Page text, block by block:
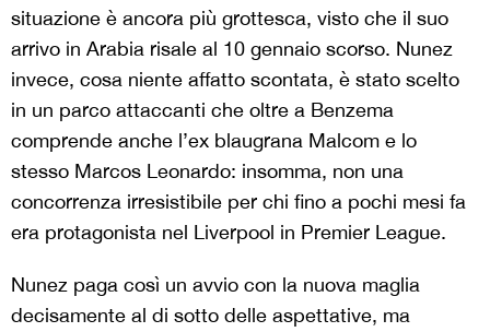
situazione è ancora più grottesca, visto che il suo
arrivo in Arabia risale al 10 gennaio scorso. Nunez
invece, cosa niente affatto scontata, è stato scelto
in un parco attaccanti che oltre a Benzema
comprende anche l’ex blaugrana Malcom e lo
stesso Marcos Leonardo: insomma, non una
concorrenza irresistibile per chi fino a pochi mesi fa
era protagonista nel Liverpool in Premier League.
Nunez paga così un avvio con la nuova maglia
decisamente al di sotto delle aspettative, ma